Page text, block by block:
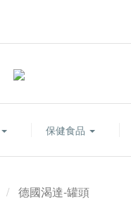
保健食品
德國渴達-罐頭